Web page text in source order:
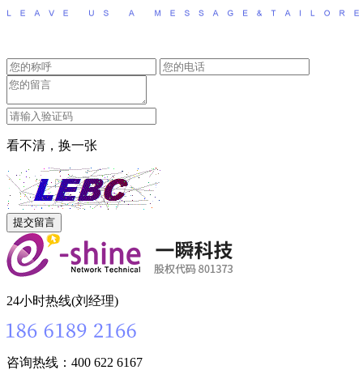
看不清，换一张
24小时热线(刘经理)
咨询热线：400 622 6167